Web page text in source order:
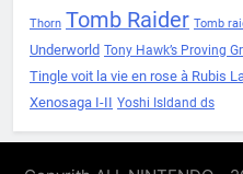
Thorn Tomb Raider Tomb
Underworld Tony Hawk’s Proving
Tingle voit la vie en rose à Rubis
Xenosaga I-II Yoshi Isldand ds